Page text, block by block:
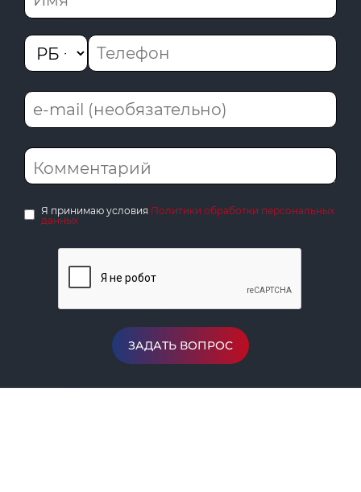
Я принимаю условия Политики обработки персональных
данных
ЗАДАТЬ ВОПРОС